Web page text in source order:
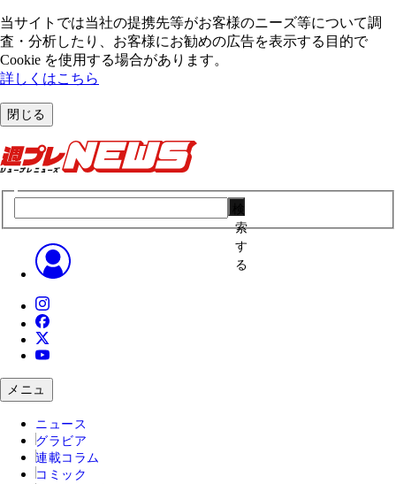
当サイトでは当社の提携先等がお客様のニーズ等について調
査・分析したり、お客様にお勧めの広告を表⽰する⽬的で
Cookie を使⽤する場合があります。
詳しくはこちら
閉じる
索
す
る
メニュ
ニュース
グラビア
連載コラム
コミック